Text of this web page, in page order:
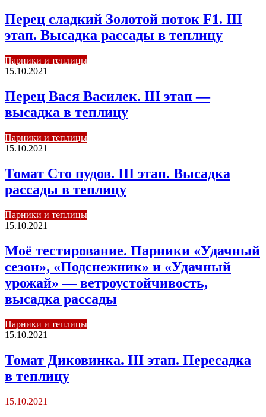
Перец сладкий Золотой поток F1. III
этап. Высадка рассады в теплицу
Парники и теплицы
15.10.2021
Перец Вася Василек. III этап —
высадка в теплицу
Парники и теплицы
15.10.2021
Томат Сто пудов. III этап. Высадка
рассады в теплицу
Парники и теплицы
15.10.2021
Моё тестирование. Парники «Удачный
сезон», «Подснежник» и «Удачный
урожай» — ветроустойчивость,
высадка рассады
Парники и теплицы
15.10.2021
Томат Диковинка. III этап. Пересадка
в теплицу
15.10.2021